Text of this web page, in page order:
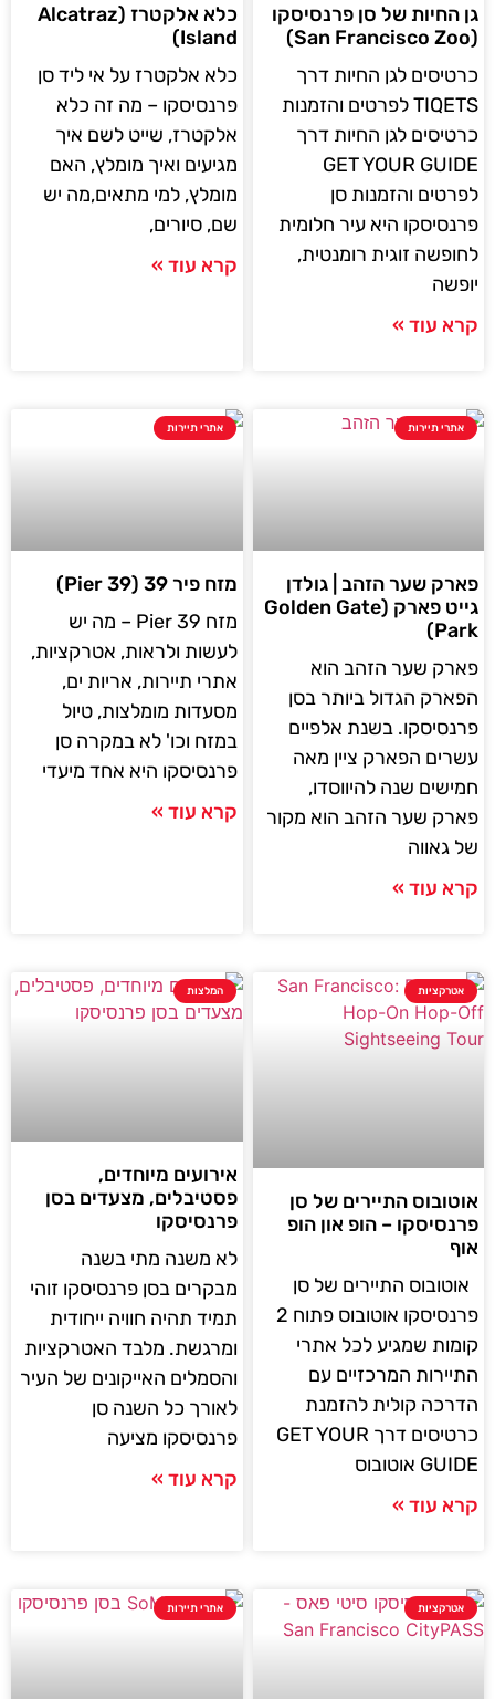
גן החיות של סן פרנסיסקו
(San Francisco Zoo)
כרטיסים לגן החיות דרך
TIQETS לפרטים והזמנות
כרטיסים לגן החיות דרך
GET YOUR GUIDE
לפרטים והזמנות סן
פרנסיסקו היא עיר חלומית
לחופשה זוגית רומנטית,
יופשה
קרא עוד »
כלא אלקטרז (Alcatraz
Island)
כלא אלקטרז על אי ליד סן
פרנסיסקו – מה זה כלא
אלקטרז, שייט לשם איך
מגיעים ואיך מומלץ, האם
מומלץ, למי מתאים,מה יש
שם, סיורים,
קרא עוד »
אתרי תיירות
פארק שער הזהב | גולדן
גייט פארק (Golden Gate
Park)
פארק שער הזהב הוא
הפארק הגדול ביותר בסן
פרנסיסקו. בשנת אלפיים
עשרים הפארק ציין מאה
חמישים שנה להיווסדו,
פארק שער הזהב הוא מקור
של גאווה
קרא עוד »
אתרי תיירות
מזח פיר 39 (Pier 39)
מזח 39 Pier – מה יש
לעשות ולראות, אטרקציות,
אתרי תיירות, אריות ים,
מסעדות מומלצות, טיול
במזח וכו' לא במקרה סן
פרנסיסקו היא אחד מיעדי
קרא עוד »
אטרקציות
אוטובוס התיירים של סן
פרנסיסקו – הופ און הופ
אוף
אוטובוס התיירים של סן
פרנסיסקו אוטובוס פתוח 2
קומות שמגיע לכל אתרי
התיירות המרכזיים עם
הדרכה קולית להזמנת
כרטיסים דרך GET YOUR
GUIDE אוטובוס
קרא עוד »
המלצות
אירועים מיוחדים,
פסטיבלים, מצעדים בסן
פרנסיסקו
לא משנה מתי בשנה
מבקרים בסן פרנסיסקו זוהי
תמיד תהיה חוויה ייחודית
ומרגשת. מלבד האטרקציות
והסמלים האייקונים של העיר
לאורך כל השנה סן
פרנסיסקו מציעה
קרא עוד »
אטרקציות אתרי תיירות